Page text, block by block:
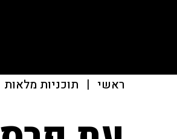
ראשי | תוכניות מלאות